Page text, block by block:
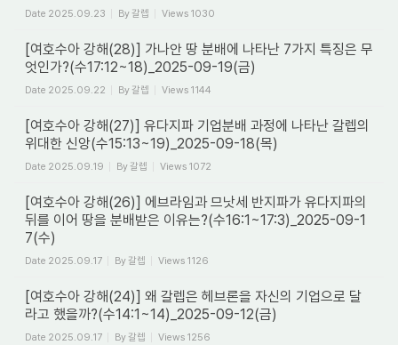
Date 2025.09.23 By갈렙 Views 1030
[여호수아 강해(28)] 가나안 땅 분배에 나타난 7가지 특징은 무
엇인가?(수17:12~18)_2025-09-19(금)
Date 2025.09.22 By갈렙 Views 1144
[여호수아 강해(27)] 유다지파 기업분배 과정에 나타난 갈렙의
위대한 신앙(수15:13~19)_2025-09-18(목)
Date 2025.09.19 By갈렙 Views 1072
[여호수아 강해(26)] 에브라임과 므낫세 반지파가 유다지파의
뒤를 이어 땅을 분배받은 이유는?(수16:1~17:3)_2025-09-1
7(수)
Date 2025.09.17 By갈렙 Views 1126
[여호수아 강해(24)] 왜 갈렙은 헤브론을 자신의 기업으로 달
라고 했을까?(수14:1~14)_2025-09-12(금)
Date 2025.09.17 By갈렙 Views 1256